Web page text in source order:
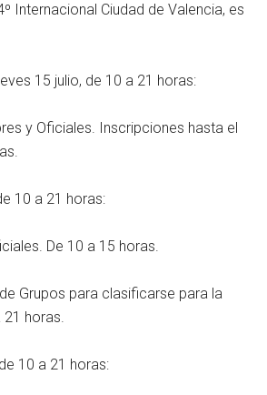
Internacional Ciudad de Valencia, es
15 julio, de 10 a 21 horas:
y Oficiales. Inscripciones hasta el
10 a 21 horas:
De 10 a 15 horas.
Grupos para clasificarse para la
21 horas.
10 a 21 horas: